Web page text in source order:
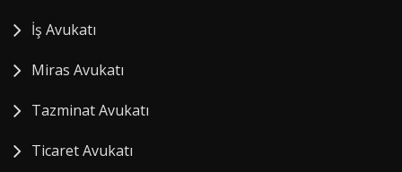
İş Avukatı
Miras Avukatı
Tazminat Avukatı
Ticaret Avukatı